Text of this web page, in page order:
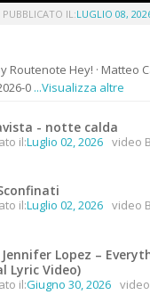
PUBBLICATO IL:LUGLIO 08,
Routenote Hey! · Matteo
0 ...Visualizza altre
- notte calda
il:Luglio 02, 2026 video
il:Luglio 02, 2026 video
Lopez –
Lyric Video)
il:Giugno 30, 2026